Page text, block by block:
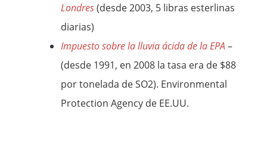
Londres(desde 2003, 5 libras esterlinas
diarias)
Impuesto sobre la lluvia ácida de la EPA –
(desde 1991, en 2008 la tasa era de $88
por tonelada de SO2). Environmental
Protection Agency de EE.UU.